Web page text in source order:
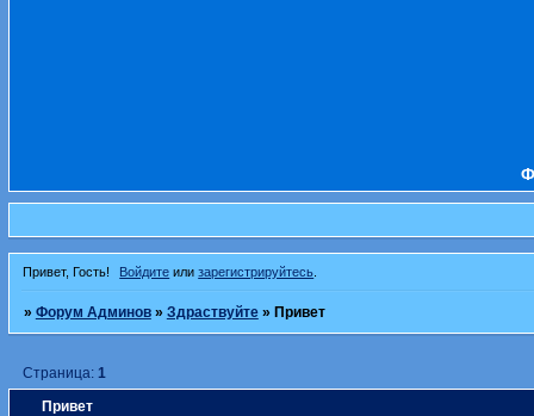
Привет, Гость! Войдите илизарегистрируйтесь
» Форум Админов » Здраствуйте » Привет
Привет
Страница: 1